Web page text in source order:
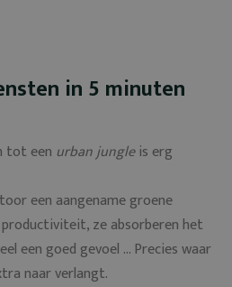
in 5 minuten
tot een urban jungleis erg
een aangename groene
productiviteit, ze absorberen het
een goed gevoel ... Precies waar
naar verlangt.